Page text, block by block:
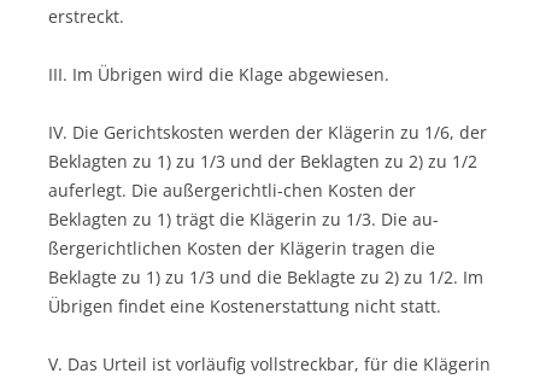
erstreckt.
III. Im Übrigen wird die Klage abgewiesen.
IV. Die Gerichtskosten werden der Klägerin zu 1/6, der
Beklagten zu 1) zu 1/3 und der Beklagten zu 2) zu 1/2
auferlegt. Die außergerichtli-chen Kosten der
Beklagten zu 1) trägt die Klägerin zu 1/3. Die au-
ßergerichtlichen Kosten der Klägerin tragen die
Beklagte zu 1) zu 1/3 und die Beklagte zu 2) zu 1/2. Im
Übrigen findet eine Kostenerstattung nicht statt.
V. Das Urteil ist vorläufig vollstreckbar, für die Klägerin